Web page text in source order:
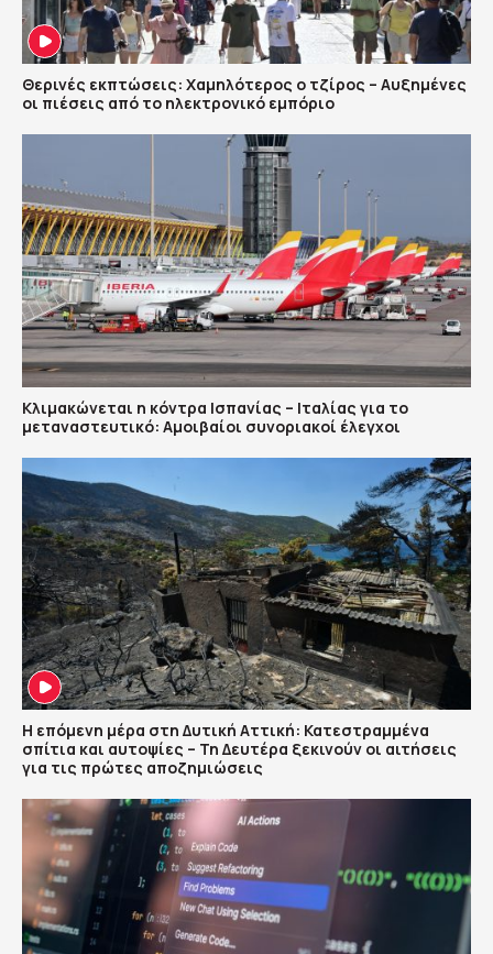
Θερινές εκπτώσεις: Χαμηλότερος ο τζίρος – Αυξημένες
οι πιέσεις από το ηλεκτρονικό εμπόριο
Κλιμακώνεται η κόντρα Ισπανίας – Ιταλίας για το
μεταναστευτικό: Αμοιβαίοι συνοριακοί έλεγχοι
Η επόμενη μέρα στη Δυτική Αττική: Κατεστραμμένα
σπίτια και αυτοψίες – Τη Δευτέρα ξεκινούν οι αιτήσεις
για τις πρώτες αποζημιώσεις